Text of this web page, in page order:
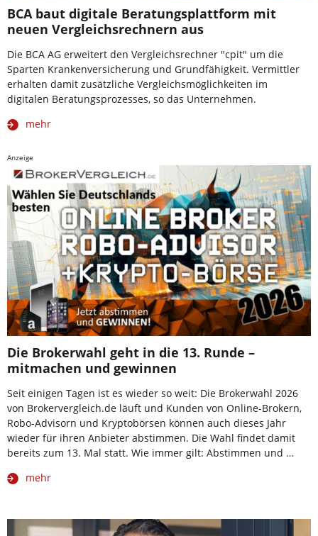
BCA baut digitale Beratungsplattform mit
neuen Vergleichsrechnern aus
Die BCA AG erweitert den Vergleichsrechner "cpit" um die
Sparten Krankenversicherung und Grundfähigkeit. Vermittler
erhalten damit zusätzliche Vergleichsmöglichkeiten im
digitalen Beratungsprozesses, so das Unternehmen.
mehr
Anzeige
Die Brokerwahl geht in die 13. Runde –
mitmachen und gewinnen
Seit einigen Tagen ist es wieder so weit: Die Brokerwahl 2026
von Brokervergleich.de läuft und Kunden von Online-Brokern,
Robo-Advisorn und Kryptobörsen können auch dieses Jahr
wieder für ihren Anbieter abstimmen. Die Wahl findet damit
bereits zum 13. Mal statt. Wie immer gilt: Abstimmen und …
mehr